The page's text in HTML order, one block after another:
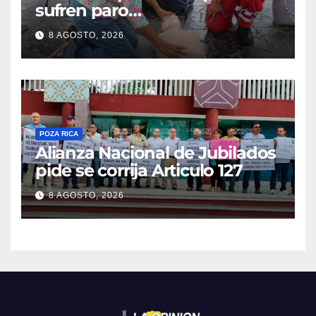
sufren paro
cardiorrespiratorio mueren
8 AGOSTO, 2026
POZA RICA
Alianza Nacional de Jubilados
pide se corrija Articulo 127
8 AGOSTO, 2026